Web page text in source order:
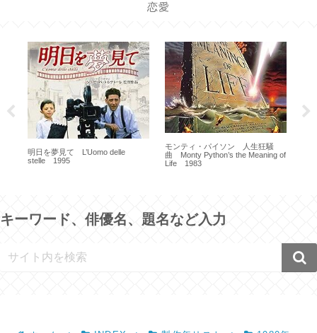
恋愛
明日を夢見て L’Uomo delle
stelle 1995
モンティ・パイソン 人生狂騒
曲 Monty Python’s the Meaning of
Life 1983
キーワード、俳優名、題名など入力